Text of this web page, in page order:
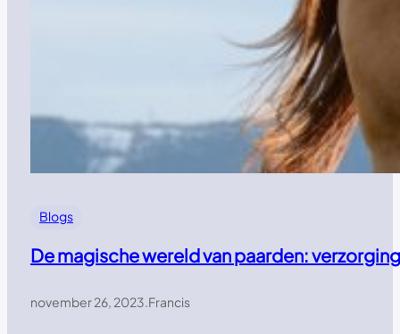
Blogs
De magische wereld van paarden:
november 26, 2023.Francis